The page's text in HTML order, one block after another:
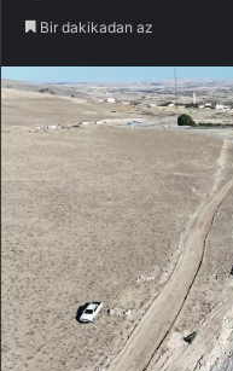
Bir dakikadan az